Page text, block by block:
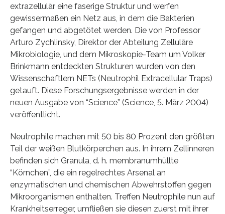
extrazellulär eine faserige Struktur und werfen
gewissermaßen ein Netz aus, in dem die Bakterien
gefangen und abgetötet werden. Die von Professor
Arturo Zychlinsky, Direktor der Abteilung Zelluläre
Mikrobiologie, und dem Mikroskopie-Team um Volker
Brinkmann entdeckten Strukturen wurden von den
Wissenschaftlern NETs (Neutrophil Extracellular Traps)
getauft. Diese Forschungsergebnisse werden in der
neuen Ausgabe von “Science” (Science, 5. März 2004)
veröffentlicht.
Neutrophile machen mit 50 bis 80 Prozent den größten
Teil der weißen Blutkörperchen aus. In ihrem Zellinneren
befinden sich Granula, d. h. membranumhüllte
“Körnchen”, die ein regelrechtes Arsenal an
enzymatischen und chemischen Abwehrstoffen gegen
Mikroorganismen enthalten. Treffen Neutrophile nun auf
Krankheitserreger, umfließen sie diesen zuerst mit ihrer